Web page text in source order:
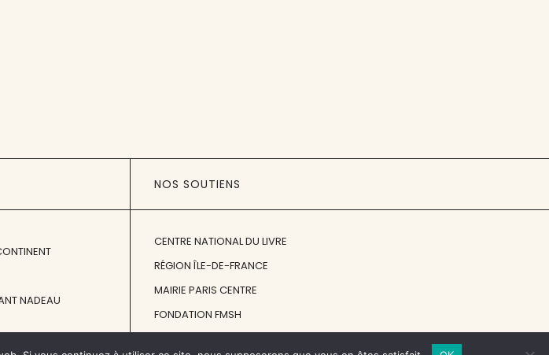
NADEAU
NOS SOUTIENS
CENTRE NATIONAL DU LIVRE
RÉGION ÎLE-DE-FRANCE
MAIRIE PARIS CENTRE
FONDATION FMSH